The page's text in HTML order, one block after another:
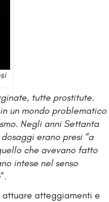
tutte prostitute.
un mondo problematico
Negli anni Settanta
erano presi “a
che avevano fatto
intese nel senso
”.
atteggiamenti e